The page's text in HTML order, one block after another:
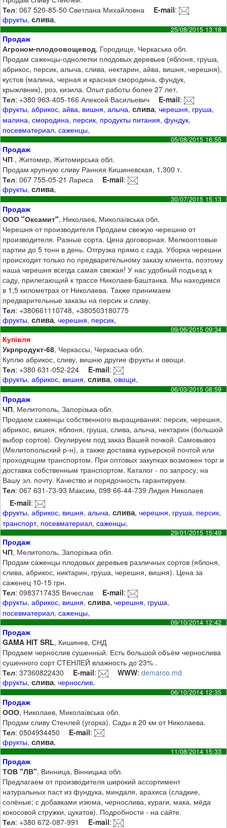
Тел: 067 520-85-50 Светлана Михайловна E-mail:
фрукты,слива,
25/08/2015 13:18
Продаж
Агроном-плодоовощевод, Городище, Черкаська обл.
Продам саженцы-однолетки плодовых деревьев (яблоня, груша,
абрикос, персик, алыча, слива, нектарин, айва, вишня, черешня),
кустов (малина, черная и красная смородина, фундук,
крыжлвник), роз, кизила. Опыт работы более 27 лет.
Тел: +380 963-405-166 Алексей Васильевич E-mail:
фрукты,абрикос,айва, вишня,алыча,слива,черешня, груша,
малина,смородина, персик, продукты питания,фундук,
посевматериал,саженцы,
05/08/2015 16:55
Продаж
ЧП , Житомир, Житомирська обл.
Продам крупную сливу Ранняя Кишиневская, 1,300 т.
Тел: 067 755-05-21 Лариса E-mail:
фрукты,слива,
30/07/2015 15:13
Продаж
ООО "Оксамит", Николаев, Миколаївська обл.
Черешня от производителя Продаем свежую черешню от
производителя. Разные сорта. Цена договорная. Мелкооптовые
партии до 5 тонн в день. Отгрузка прямо с сада. Уборка черешни
происходит только по предварительному заказу клиента, поэтому
наша черешня всегда самая свежая! У нас удобный подъезд к
саду, прилегающий к трассе Николаев-Баштанка. Мы находимся
в 1,5 километрах от Николаева. Также принимаем
предварительные заказы на персик и сливу.
Тел: +380661110748, +380503180775
фрукты,слива,черешня, персик,
09/06/2015 09:34
Купівля
Укрпродукт-68, Черкассы, Черкаська обл.
Куплю абрикос, сливу, вишню другие фрукты и овощи.
Тел: +380 631-052-224 E-mail:
фрукты,абрикос, вишня,слива,овощи,
06/03/2015 08:59
Продаж
ЧП, Мелитополь, Запорізька обл.
Продаем саженцы собственного выращивания: персик, черешня,
абрикос, вишня, яблоня, груша, слива, алыча, нектарин (большой
выбор сортов). Окулируем под заказ Вашей почкой. Самовывоз
(Мелитопольский р-н), а также доставка курьерской почтой или
проходящим транспортом. При оптовых закупках возможен торг и
доставка собственным транспортом. Каталог - по запросу, на
Вашу эл. почту. Качество и порядочность гарантируем.
Тел: 067 631-73-93 Максим, 098 66-44-739 Лидия Николаев
E-mail:
фрукты,абрикос, вишня,алыча,слива,черешня, груша, персик,
транспорт, посевматериал,саженцы,
29/01/2015 15:49
Продаж
ЧП, Мелитополь, Запорізька обл.
Продам саженцы плодовых деревьев различных сортов (яблоня,
слива, абрикос, никтарин, груша, черешня, вишня). Цена за
саженец 10-15 грн.
Тел: 0983717435 Вячеслав E-mail:
фрукты,абрикос, вишня,слива,черешня, груша,
посевматериал,саженцы,
09/10/2014 12:42
Продаж
GAMA HIT SRL, Кишинев, СНД
Продаем чернослив сушенный. Есть большой объём чернослива
сушенного сорт СТЕНЛЕЙ влажность до 23% .
Тел: 37360822430 E-mail: WWW:demarco.md
фрукты,слива,чернослив,
06/10/2014 12:35
Продаж
ООО, Николаев, Миколаївська обл.
Продам сливу Стенлей (угорка). Сады в 20 км от Николаева.
Тел: 0504934450 E-mail:
фрукты,слива,
11/08/2014 15:33
Продаж
ТОВ "ЛВ", Винница, Вінницька обл.
Предлагаем от производителя широкий ассортимент
натуральных паст из фундука, миндаля, арахиса (сладкие,
солёные; с добавками изюма, чернослива, кураги, мака, мёда
кокосовой стружки, цукатов). Подробности - на сайте.
Тел: +380 672-087-991 E-mail: